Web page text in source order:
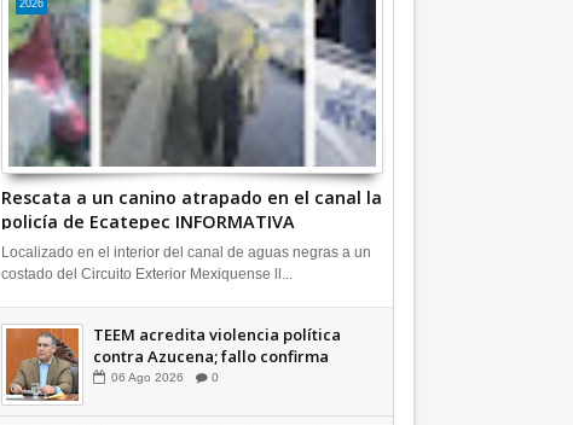
Rescata a un canino atrapado en el canal la
policía de Ecatepec INFORMATIVA
2026
Localizado en el interior del canal de aguas negras a un
costado del Circuito Exterior Mexiquense ll...
TEEM acredita violencia política
contra Azucena; fallo confirma
guerra sucia: Octavio Martínez
06 Ago 2026 0